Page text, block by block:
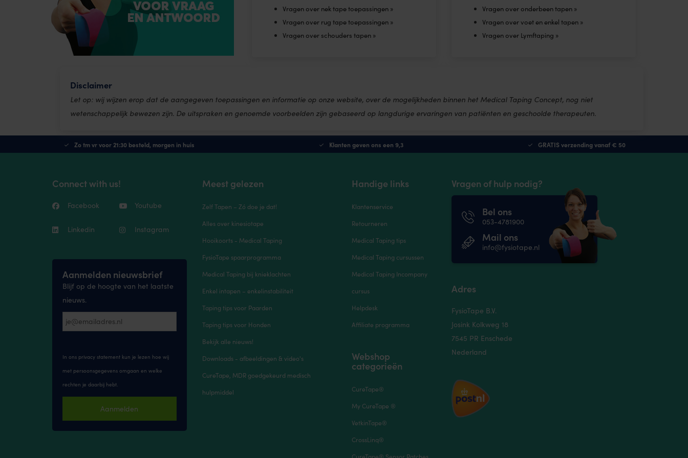
Vragen over nek tape toepassingen »
Vragen over rug tape toepassingen »
Vragen over schouders tapen »
Vragen over onderbeen tapen »
Vragen over voet en enkel tapen »
Vragen over Lymftaping »
Disclaimer
Let op: wij wijzen erop dat de aangegeven toepassingen en informatie op onze website, over de mogelijkheden binnen het Medical Taping Concept, nog niet
wetenschappelijk bewezen zijn. De uitspraken en genoemde voorbeelden zijn gebaseerd op langdurige ervaringen van patiënten en geschoolde therapeuten.
Zo tm vr voor 21:30 besteld, morgen in huis Klanten geven ons een 9,3 GRATIS verzending vanaf € 50
Connect with us!
Facebook Youtube
Linkedin Instagram
Aanmelden nieuwsbrief
Blijf op de hoogte van het laatste
nieuws.
In ons privacy statement kun je lezen hoe wij
met persoonsgegevens omgaan en welke
rechten je daarbij hebt.
Aanmelden
Meest gelezen
Zelf Tapen – Zó doe je dat!
Alles over kinesiotape
Hooikoorts - Medical Taping
FysioTape spaarprogramma
Medical Taping bij knieklachten
Enkel intapen – enkelinstabiliteit
Taping tips voor Paarden
Taping tips voor Honden
Bekijk alle nieuws!
Downloads - afbeeldingen & video's
CureTape, MDR goedgekeurd medisch
hulpmiddel
Handige links
Klantenservice
Retourneren
Medical Taping tips
Medical Taping cursussen
Medical Taping Incompany
cursus
Helpdesk
Affiliate programma
Webshop
categorieën
CureTape®
My CureTape ®
VetkinTape®
CrossLinq®
Vragen of hulp nodig?
Bel ons
053-4781900
Mail ons
info@fysiotape.nl
Adres
FysioTape B.V.
Josink Kolkweg 18
7545 PR Enschede
Nederland